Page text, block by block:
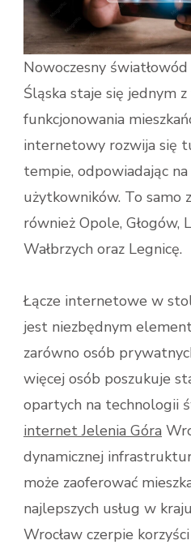
Nowoczesny
Śląska staje się jednym
funkcjonowania
internetowy rozwija się
tempie, odpowiadając
użytkowników. To samo
również Opole, Głogów,
Wałbrzych oraz Legnicę.
Łącze internetowe w
jest niezbędnym
zarówno osób
więcej osób poszukuje
opartych na technologii
internet Jelenia Góra
dynamicznej
może zaoferować
najlepszych usług w
Wrocław czerpie